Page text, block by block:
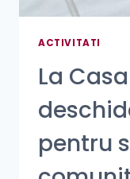
ACTIVITATI
La
pentru